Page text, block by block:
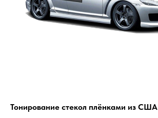
Тонирование стекол плёнками из США